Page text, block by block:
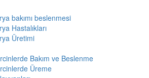
bakımı beslenmesi
Hastalıkları
Üretimi
Bakım ve Beslenme
Üreme